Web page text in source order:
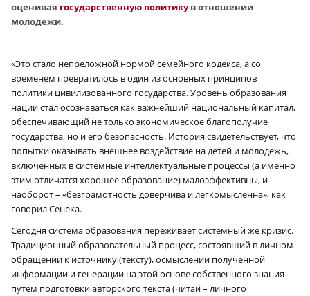
оценивая государственную политикув отношении
молодежи.
«Это стало непреложной нормой семейного кодекса, а со
временем превратилось в один из основных принципов
политики цивилизованного государства. Уровень образования
нации стал осознаваться как важнейший национальный капитал,
обеспечивающий не только экономическое благополучие
государства, но и его безопасность. История свидетельствует, что
попытки оказывать внешнее воздействие на детей и молодежь,
включенных в системные интеллектуальные процессы (а именно
этим отличатся хорошее образование) малоэффективны, и
наоборот – «безграмотность доверчива и легкомысленна», как
говорил Сенека.
Сегодня система образования переживает системный же кризис.
Традиционный образовательный процесс, состоявший в личном
обращении к источнику (тексту), осмыслении полученной
информации и генерации на этой основе собственного знания
путем подготовки авторского текста (читай – личного